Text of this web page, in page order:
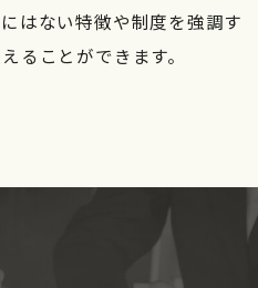
はない特徴や制度を強調す
ることができます。